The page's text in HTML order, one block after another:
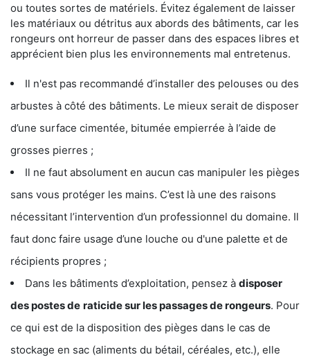
ou toutes sortes de matériels. Évitez également de laisser
les matériaux ou détritus aux abords des bâtiments, car les
rongeurs ont horreur de passer dans des espaces libres et
apprécient bien plus les environnements mal entretenus.
Il n'est pas recommandé d’installer des pelouses ou des
arbustes à côté des bâtiments. Le mieux serait de disposer
d’une surface cimentée, bitumée empierrée à l’aide de
grosses pierres ;
Il ne faut absolument en aucun cas manipuler les pièges
sans vous protéger les mains. C’est là une des raisons
nécessitant l’intervention d’un professionnel du domaine. Il
faut donc faire usage d’une louche ou d'une palette et de
récipients propres ;
Dans les bâtiments d’exploitation, pensez à disposer
des postes de raticide sur les passages de rongeurs. Pour
ce qui est de la disposition des pièges dans le cas de
stockage en sac (aliments du bétail, céréales, etc.), elle